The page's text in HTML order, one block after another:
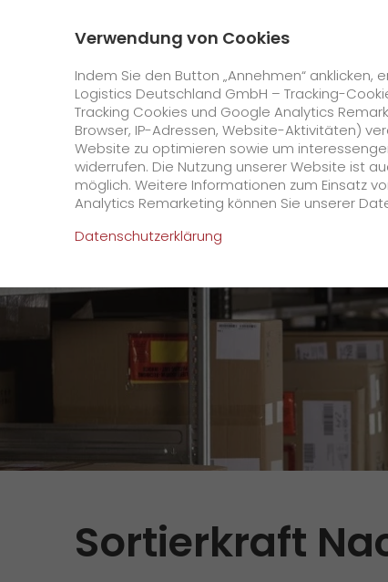
GO! Courier GO!
Online Services
GO! Kundenportal
App
Downloads
Newswall
Wir rocken Ihre Logistik
Tiroler Currywurst in
GO! erhält Auszeichnung
„Höchste Kundenempfehlung“
Versandanfrage
Kontakt
Startseite Karriere Offene Stellen
Sortierkraft
Verwendung von Cookies
Indem Sie den Button „Annehmen“ anklicken,
Logistics Deutschland GmbH – Tracking-
Tracking Cookies und Google Analytics
Browser, IP-Adressen, Website-Aktivitäten)
Website zu optimieren sowie um
widerrufen. Die Nutzung unserer Website ist
möglich. Weitere Informationen zum Einsatz
Analytics Remarketing können Sie unserer
Datenschutzerklärung